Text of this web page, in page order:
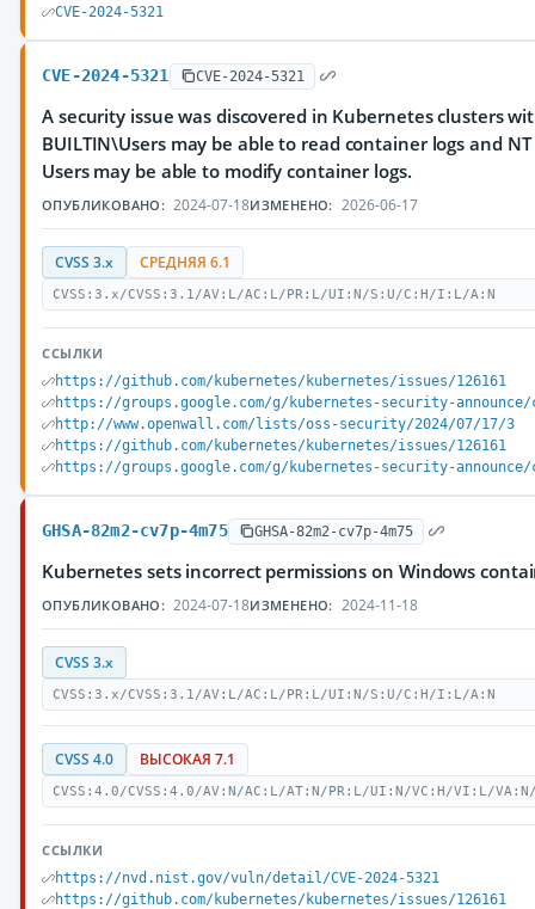
CVE-2024-5321
CVE-2024-5321 CVE-2024-5321
A security issue was discovered in Kubernetes clusters
BUILTIN\Users may be able to read container logs and
Users may be able to modify container logs.
ОПУБЛИКОВАНО: 2024-07-18ИЗМЕНЕНО: 2026-06-17
CVSS 3.x СРЕДНЯЯ 6.1
CVSS:3.x/CVSS:3.1/AV:L/AC:L/PR:L/UI:N/S:U/C:H/I:L/A:N
ССЫЛКИ
https://github.com/kubernetes/kubernetes/issues/126161
https://groups.google.com/g/kubernetes-security-announce/
http://www.openwall.com/lists/oss-security/2024/07/17/3
https://github.com/kubernetes/kubernetes/issues/126161
https://groups.google.com/g/kubernetes-security-announce/
GHSA-82m2-cv7p-4m75 GHSA-82m2-cv7p-4m75
Kubernetes sets incorrect permissions on Windows
ОПУБЛИКОВАНО: 2024-07-18ИЗМЕНЕНО: 2024-11-18
CVSS 3.x
CVSS:3.x/CVSS:3.1/AV:L/AC:L/PR:L/UI:N/S:U/C:H/I:L/A:N
CVSS 4.0 ВЫСОКАЯ 7.1
CVSS:4.0/CVSS:4.0/AV:N/AC:L/AT:N/PR:L/UI:N/VC:H/VI:L/
ССЫЛКИ
https://nvd.nist.gov/vuln/detail/CVE-2024-5321
https://github.com/kubernetes/kubernetes/issues/126161